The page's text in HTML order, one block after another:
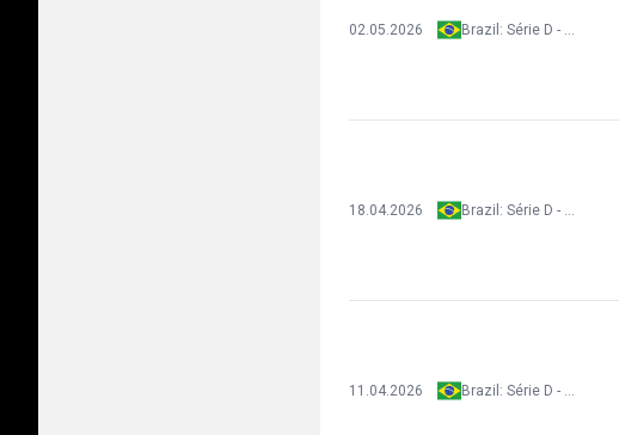
02.05.2026 Brazil: Série D - Play Offs
18.04.2026 Brazil: Série D - Play Offs
11.04.2026 Brazil: Série D - Play Offs